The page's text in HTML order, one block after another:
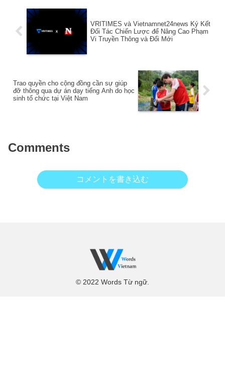
VRITIMES và Vietnamnet24news Ký Kết
Đối Tác Chiến Lược để Nâng Cao Phạm
Vi Truyền Thông và Đổi Mới
Trao quyền cho cộng đồng cần sự giúp
đỡ thông qua dự án dạy tiếng Anh do học
sinh tổ chức tại Việt Nam
Comments
コメントを書き込む
© 2022 Words Từ ngữ.